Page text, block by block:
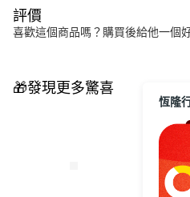
評價
喜歡這個商品嗎？購買後給他一個
🎁發現更多驚喜
恆隆